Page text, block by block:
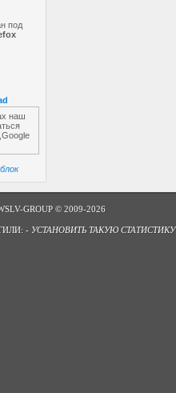
под
наш
GROUP © 2009-2026
- УСТАНОВИТЬ ТАКУЮ СТАТИСТИКУ